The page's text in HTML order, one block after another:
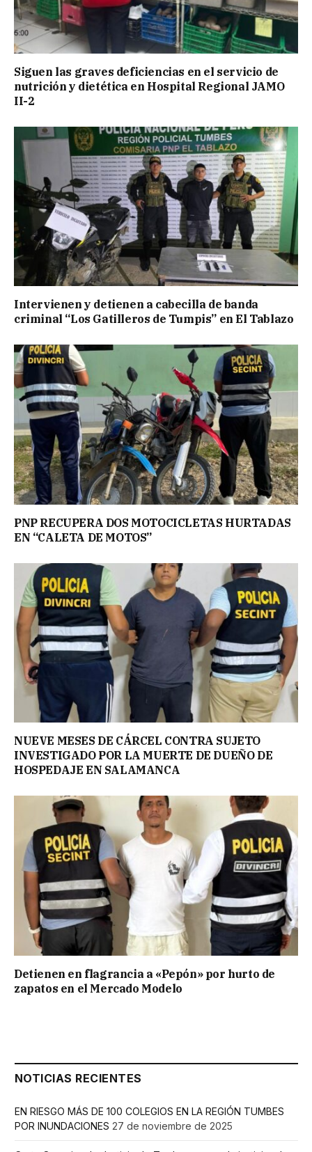
Siguen las graves deficiencias en el servicio de
nutrición y dietética en Hospital Regional JAMO
II-2
Intervienen y detienen a cabecilla de banda
criminal “Los Gatilleros de Tumpis” en El Tablazo
PNP RECUPERA DOS MOTOCICLETAS HURTADAS
EN “CALETA DE MOTOS”
NUEVE MESES DE CÁRCEL CONTRA SUJETO
INVESTIGADO POR LA MUERTE DE DUEÑO DE
HOSPEDAJE EN SALAMANCA
Detienen en flagrancia a «Pepón» por hurto de
zapatos en el Mercado Modelo
NOTICIAS RECIENTES
EN RIESGO MÁS DE 100 COLEGIOS EN LA REGIÓN TUMBES
POR INUNDACIONES 27 de noviembre de 2025